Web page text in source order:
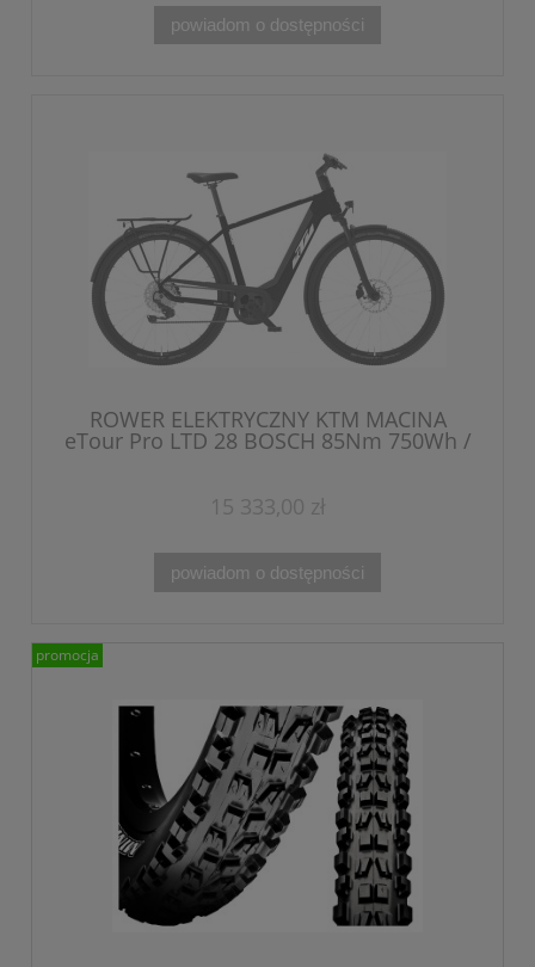
powiadom o dostępności
ROWER ELEKTRYCZNY KTM MACINA
eTour Pro LTD 28 BOSCH 85Nm 750Wh /
15 333,00 zł
powiadom o dostępności
promocja